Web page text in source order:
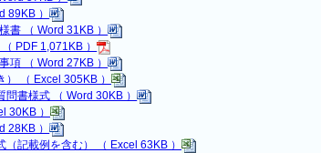
89KB ）
書 （ Word 31KB ）
PDF 1,071KB ）
項 （ Word 27KB ）
） （ Excel 305KB ）
問書様式 （ Word 30KB ）
30KB ）
28KB ）
（記載例を含む） （ Excel 63KB ）